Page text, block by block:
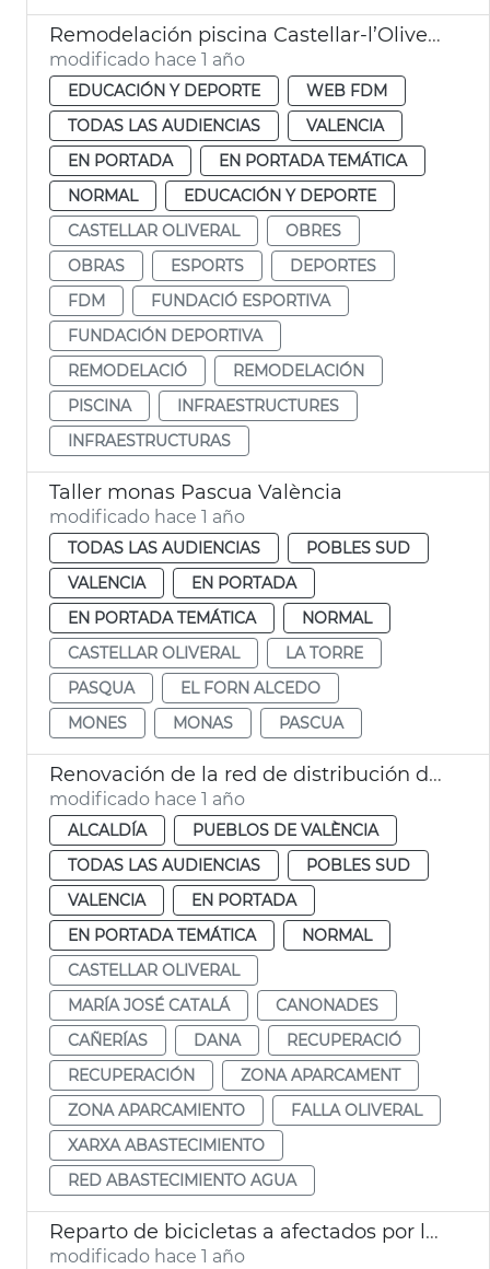
Remodelación piscina Castellar-l’Oliveral
modificado hace 1 año
EDUCACIÓN Y DEPORTE
WEB FDM
TODAS LAS AUDIENCIAS
VALENCIA
EN PORTADA
EN PORTADA TEMÁTICA
NORMAL
EDUCACIÓN Y DEPORTE
CASTELLAR OLIVERAL
OBRES
OBRAS
ESPORTS
DEPORTES
FDM
FUNDACIÓ ESPORTIVA
FUNDACIÓN DEPORTIVA
REMODELACIÓ
REMODELACIÓN
PISCINA
INFRAESTRUCTURES
INFRAESTRUCTURAS
Taller monas Pascua València
modificado hace 1 año
TODAS LAS AUDIENCIAS
POBLES SUD
VALENCIA
EN PORTADA
EN PORTADA TEMÁTICA
NORMAL
CASTELLAR OLIVERAL
LA TORRE
PASQUA
EL FORN ALCEDO
MONES
MONAS PASCUA
Renovación de la red de distribución de agua potable de Castellar-l´Oliveral
modificado hace 1 año
ALCALDÍA
PUEBLOS DE VALÈNCIA
TODAS LAS AUDIENCIAS
POBLES SUD
VALENCIA
EN PORTADA
EN PORTADA TEMÁTICA
NORMAL
CASTELLAR OLIVERAL
MARÍA JOSÉ CATALÁ
CANONADES
CAÑERÍAS
DANA
RECUPERACIÓ
RECUPERACIÓN
ZONA APARCAMENT
ZONA APARCAMIENTO
FALLA OLIVERAL
XARXA ABASTECIMIENTO
RED ABASTECIMIENTO AGUA
Reparto de bicicletas a afectados por la dana València
modificado hace 1 año